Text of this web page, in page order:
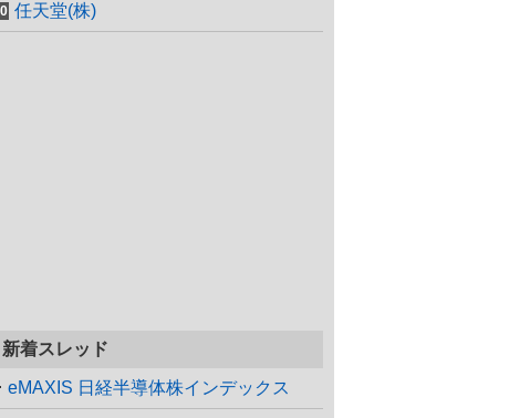
任天堂(株)
新着スレッド
eMAXIS 日経半導体株インデックス